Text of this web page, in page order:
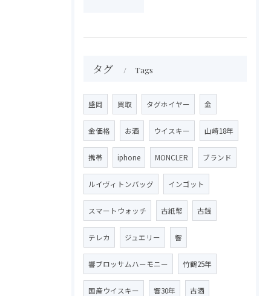
タグ Tags
盛岡 買取 タグホイヤー 金
金価格 お酒 ウイスキー 山崎18年
携帯 iphone MONCLER ブランド
ルイヴィトンバッグ インゴット
スマートウォッチ 古紙幣 古銭
テレカ ジュエリー 響
響ブロッサムハーモニー 竹鶴25年
国産ウイスキー 響30年 古酒